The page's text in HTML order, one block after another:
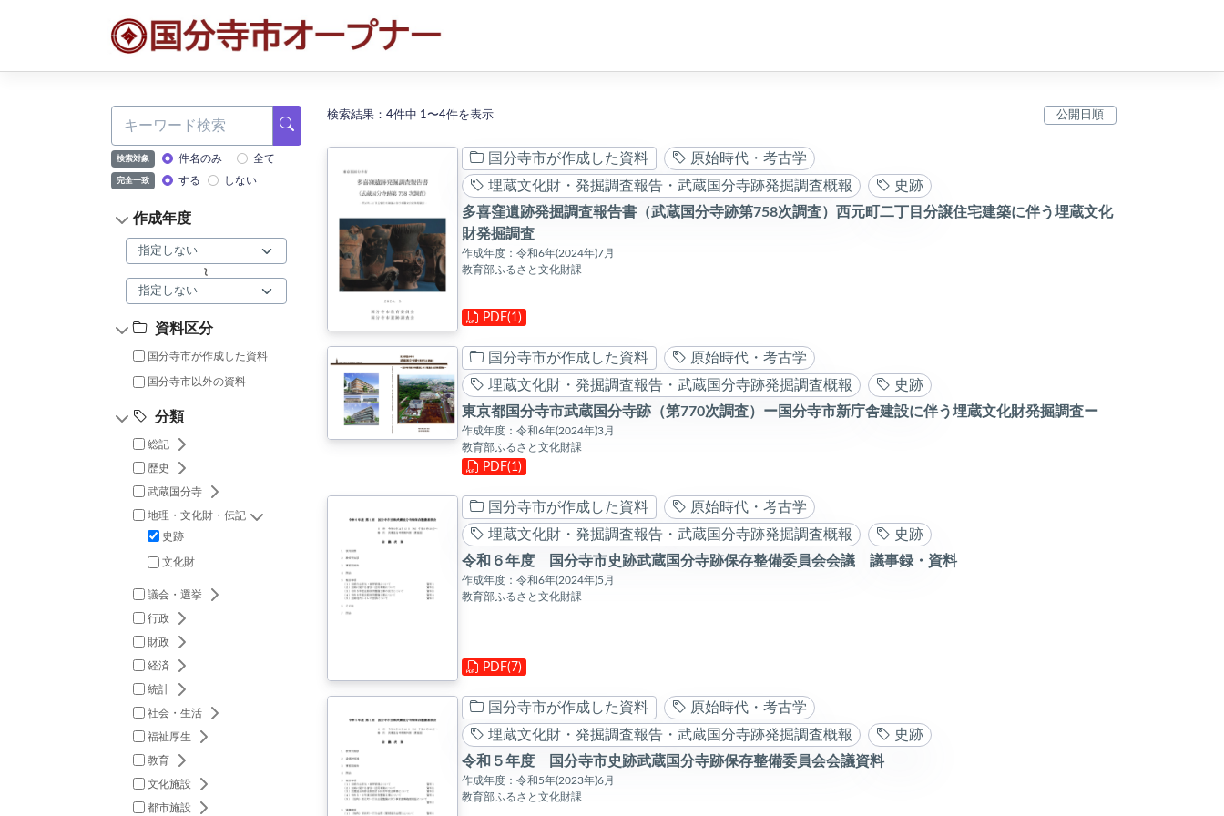
検索対象 件名のみ 全て
完全一致 する しない
作成年度
~
資料区分
国分寺市が作成した資料
国分寺市以外の資料
分類
総記
総記の下位項目を開閉
歴史
歴史の下位項目を開閉
武蔵国分寺
武蔵国分寺の下位項目を開閉
地理・文化財・伝記
地理・文化財・伝記の下位項目を開閉
史跡
文化財
議会・選挙
議会・選挙の下位項目を開閉
行政
行政の下位項目を開閉
財政
財政の下位項目を開閉
経済
経済の下位項目を開閉
統計
統計の下位項目を開閉
社会・生活
社会・生活の下位項目を開閉
福祉厚生
福祉厚生の下位項目を開閉
教育
教育の下位項目を開閉
文化施設
文化施設の下位項目を開閉
都市施設
検索結果：4件中 1〜4件を表示
国分寺市が作成した資料
原始時代・考古学
埋蔵文化財・発掘調査報告・武蔵国分寺跡発掘調査概報
史跡
多喜窪遺跡発掘調査報告書（武蔵国分寺跡第758次調査）西元町二丁目分譲住宅建築に伴う埋蔵文化
財発掘調査
作成年度：令和6年(2024年)7月
教育部ふるさと文化財課
PDF(1)
国分寺市が作成した資料
原始時代・考古学
埋蔵文化財・発掘調査報告・武蔵国分寺跡発掘調査概報
史跡
東京都国分寺市武蔵国分寺跡（第770次調査）ー国分寺市新庁舎建設に伴う埋蔵文化財発掘調査ー
作成年度：令和6年(2024年)3月
教育部ふるさと文化財課
PDF(1)
国分寺市が作成した資料
原始時代・考古学
埋蔵文化財・発掘調査報告・武蔵国分寺跡発掘調査概報
史跡
令和６年度 国分寺市史跡武蔵国分寺跡保存整備委員会会議 議事録・資料
作成年度：令和6年(2024年)5月
教育部ふるさと文化財課
PDF(7)
国分寺市が作成した資料
原始時代・考古学
埋蔵文化財・発掘調査報告・武蔵国分寺跡発掘調査概報
史跡
令和５年度 国分寺市史跡武蔵国分寺跡保存整備委員会会議資料
作成年度：令和5年(2023年)6月
教育部ふるさと文化財課